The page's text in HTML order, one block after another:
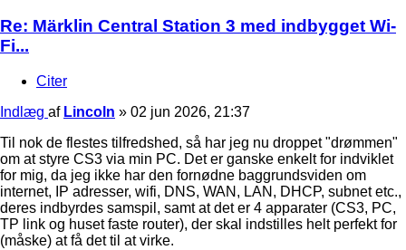
Re: Märklin Central Station 3 med indbygget Wi-
Fi...
Citer
Indlæg af Lincoln » 02 jun 2026, 21:37
Til nok de flestes tilfredshed, så har jeg nu droppet "drømmen"
om at styre CS3 via min PC. Det er ganske enkelt for indviklet
for mig, da jeg ikke har den fornødne baggrundsviden om
internet, IP adresser, wifi, DNS, WAN, LAN, DHCP, subnet etc.,
deres indbyrdes samspil, samt at det er 4 apparater (CS3, PC,
TP link og huset faste router), der skal indstilles helt perfekt for
(måske) at få det til at virke.